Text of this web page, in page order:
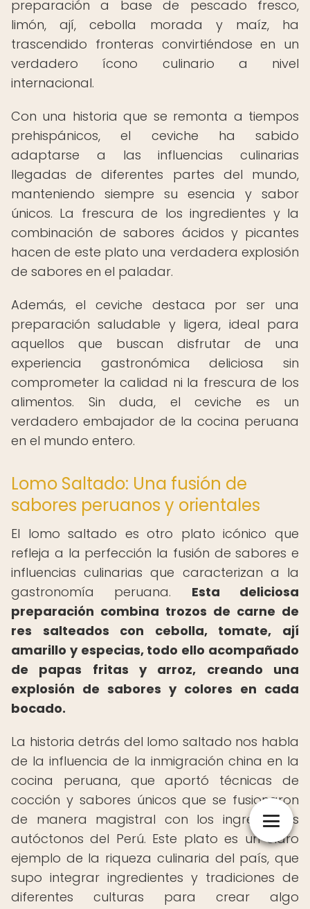
preparación a base de pescado fresco,
limón, ají, cebolla morada y maíz, ha
trascendido fronteras convirtiéndose en un
verdadero ícono culinario a nivel
internacional.
Con una historia que se remonta a tiempos
prehispánicos, el ceviche ha sabido
adaptarse a las influencias culinarias
llegadas de diferentes partes del mundo,
manteniendo siempre su esencia y sabor
únicos. La frescura de los ingredientes y la
combinación de sabores ácidos y picantes
hacen de este plato una verdadera explosión
de sabores en el paladar.
Además, el ceviche destaca por ser una
preparación saludable y ligera, ideal para
aquellos que buscan disfrutar de una
experiencia gastronómica deliciosa sin
comprometer la calidad ni la frescura de los
alimentos. Sin duda, el ceviche es un
verdadero embajador de la cocina peruana
en el mundo entero.
Lomo Saltado: Una fusión de
sabores peruanos y orientales
El lomo saltado es otro plato icónico que
refleja a la perfección la fusión de sabores e
influencias culinarias que caracterizan a la
gastronomía peruana. Esta deliciosa
preparación combina trozos de carne de
res salteados con cebolla, tomate, ají
amarillo y especias, todo ello acompañado
de papas fritas y arroz, creando una
explosión de sabores y colores en cada
bocado.
La historia detrás del lomo saltado nos habla
de la influencia de la inmigración china en la
cocina peruana, que aportó técnicas de
cocción y sabores únicos que se fusionaron
de manera magistral con los ingredientes
autóctonos del Perú. Este plato es un claro
ejemplo de la riqueza culinaria del país, que
supo integrar ingredientes y tradiciones de
diferentes culturas para crear algo